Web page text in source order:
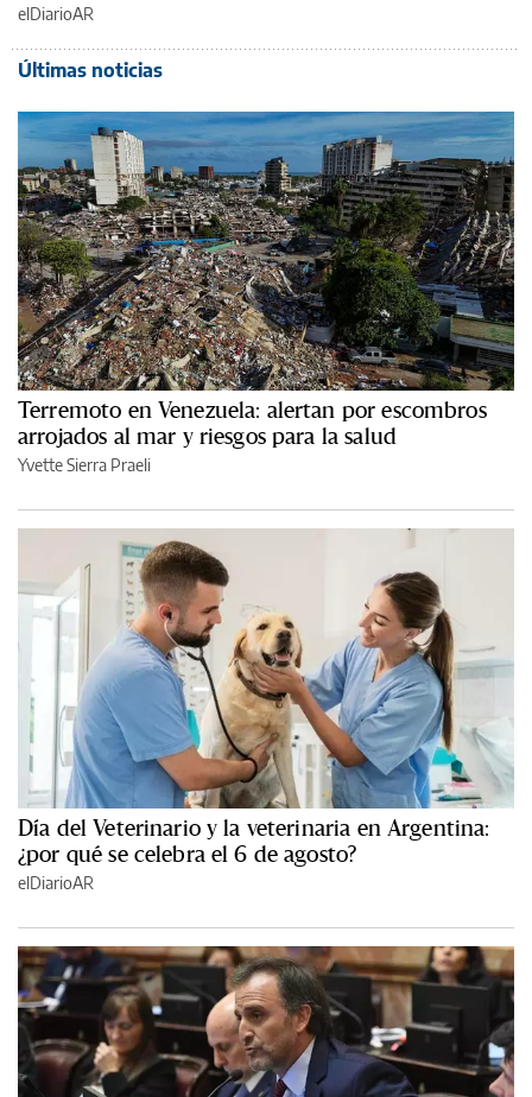
elDiarioAR
Últimas noticias
Terremoto en Venezuela: alertan por escombros
arrojados al mar y riesgos para la salud
Yvette Sierra Praeli
Día del Veterinario y la veterinaria en Argentina:
¿por qué se celebra el 6 de agosto?
elDiarioAR